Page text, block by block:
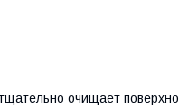
очищает